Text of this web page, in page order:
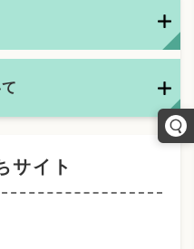
サイト